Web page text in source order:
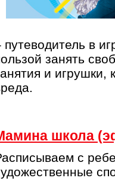
путеводитель в
занять
и игрушки,
школа
с